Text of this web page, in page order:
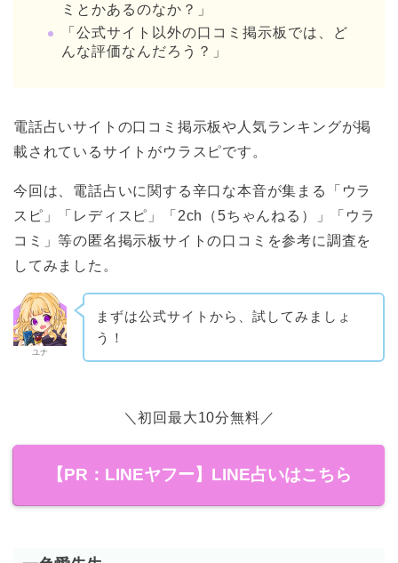
ミとかあるのなか？」
「公式サイト以外の口コミ掲示板では、ど
んな評価なんだろう？」
電話占いサイトの口コミ掲示板や人気ランキングが掲
載されているサイトがウラスピです。
今回は、電話占いに関する辛口な本音が集まる「ウラ
スピ」「レディスピ」「2ch（5ちゃんねる）」「ウラ
コミ」等の匿名掲示板サイトの口コミを参考に調査を
してみました。
ユナ
まずは公式サイトから、試してみましょ
う！
＼初回最大10分無料／
【PR：LINEヤフー】LINE占いはこちら